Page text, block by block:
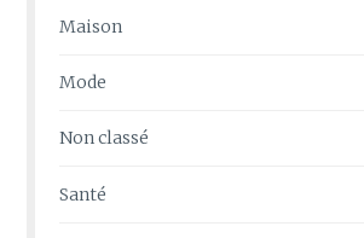
Maison
Mode
Non classé
Santé